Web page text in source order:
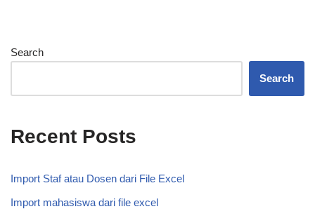
Search
Search
Recent Posts
Import Staf atau Dosen dari File Excel
Import mahasiswa dari file excel